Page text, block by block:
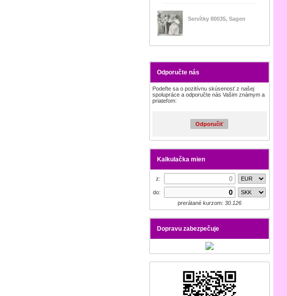
Servítky 80035, Sagen
Odporučte nás
Podeľte sa o pozitívnu skúsenosť z našej
spolupráce a odporučte nás Vašim známym a
priateľom:
Odporučiť
Kalkulačka mien
z:
do:
prerátané kurzom: 30.126
Dopravu zabezpečuje